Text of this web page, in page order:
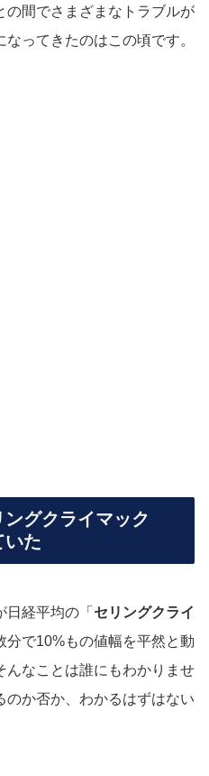
の間でさまざまなトラブルが
ってきたのはこの頃です。
ングクライマック
いた
経平均の「 セリングクライ
分で10%もの値幅を平然と動
んなことは誰にもわかりませ
のか否か、わかるはずはない